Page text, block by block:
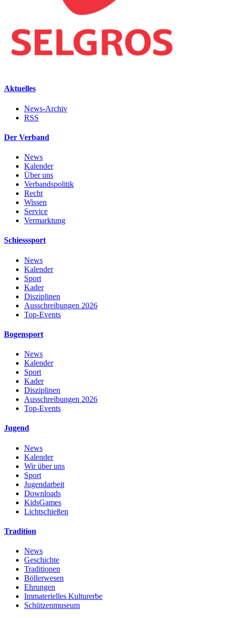
Aktuelles
News-Archiv
RSS
Der Verband
News
Kalender
Über uns
Verbandspolitik
Recht
Wissen
Service
Vermarktung
Schiesssport
News
Kalender
Sport
Kader
Disziplinen
Ausschreibungen 2026
Top-Events
Bogensport
News
Kalender
Sport
Kader
Disziplinen
Ausschreibungen 2026
Top-Events
Jugend
News
Kalender
Wir über uns
Sport
Jugendarbeit
Downloads
KidsGames
Lichtschießen
Tradition
News
Geschichte
Traditionen
Böllerwesen
Ehrungen
Immaterielles Kulturerbe
Schützenmuseum